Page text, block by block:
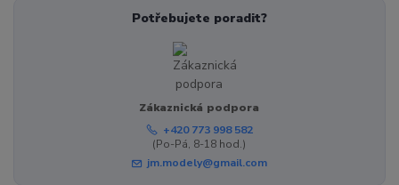
Potřebujete poradit?
Zákaznická podpora
+420 773 998 582
(Po-Pá, 8-18 hod.)
jm.modely@gmail.com